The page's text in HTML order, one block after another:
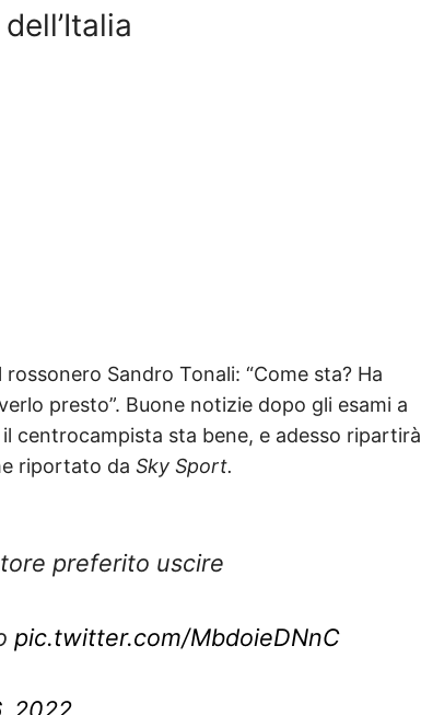
Sandro Tonali: “Come sta? Ha
presto”. Buone notizie dopo gli esami a
centrocampista sta bene, e adesso ripartirà
riportato da Sky Sport.
preferito uscire
pic.twitter.com/MbdoieDNnC
2022